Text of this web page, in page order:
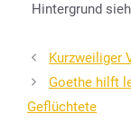
Hintergrund
Kurzweiliger
Goethe hilft
Geflüchtete